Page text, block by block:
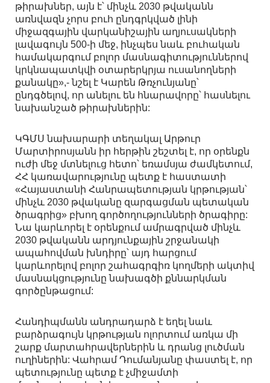
թիրախներ, այն է՝ մինչև 2030 թվականն
առնվազն չորս բուհ ընդգրկված լինի
միջազգային վարկանիշային աղյուսակների
լավագույն 500-ի մեջ, ինչպես նաև բուհական
համակարգում բոլոր մասնագիտություններով
կրկնապատկվի օտարերկրյա ուսանողների
քանակը»,- նշել է Կարեն Թռչունյանը՝
ընդգծելով, որ անելու են հնարավորը՝ հասնելու
նախանշած թիրախներին:
ԿԳՄՍ նախարարի տեղակալ Արթուր
Մարտիրոսյանն իր հերթին շեշտել է, որ օրենքն
ուժի մեջ մտնելուց հետո՝ եռամսյա ժամկետում,
ՀՀ կառավարությունը պետք է հաստատի
«Հայաստանի Հանրապետության կրթության՝
մինչև 2030 թվականը զարգացման պետական
ծրագրից» բխող գործողությունների ծրագիրը:
Նա կարևորել է օրենքում ամրագրված մինչև
2030 թվականն արդյունքային շրջանակի
ապահովման խնդիրը՝ այդ հարցում
կարևորելով բոլոր շահագրգիռ կողմերի ակտիվ
մասնակցությունը նախագծի քննարկման
գործընթացում:
Հանդիպմանն անդրադարձ է եղել նաև
բարձրագույն կրթության ոլորտում առկա մի
շարք մարտահրավերներին և դրանց լուծման
ուղիներին: Վահրամ Դումանյանը փաստել է, որ
պետությունը պետք է չմիջամտի